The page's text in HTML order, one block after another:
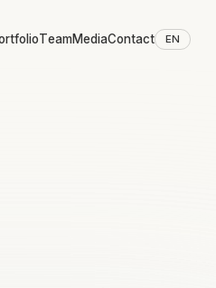
TeamMediaContact EN